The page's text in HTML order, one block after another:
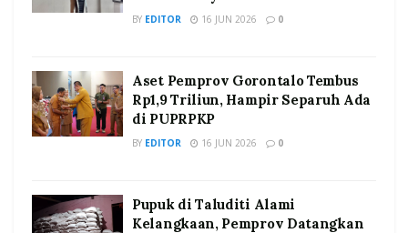
BY EDITOR 16 JUN 2026 0
Aset Pemprov Gorontalo Tembus
Rp1,9 Triliun, Hampir Separuh Ada
di PUPRPKP
BY EDITOR 16 JUN 2026 0
Pupuk di Taluditi Alami
Kelangkaan, Pemprov Datangkan